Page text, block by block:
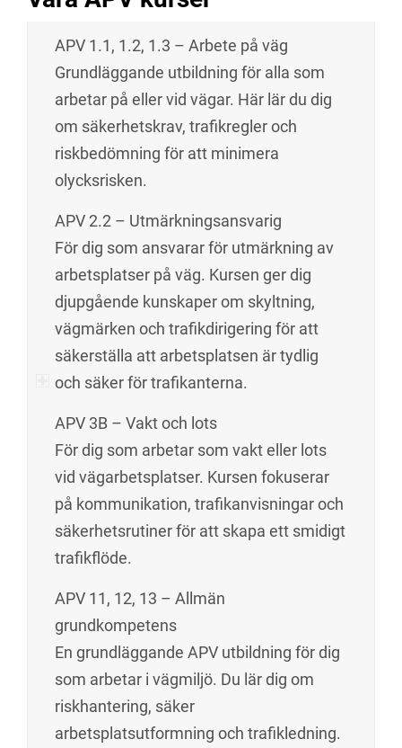
kunskap du behöver för att arbeta tryggt, effektivt och i
enlighet med lagkrav. Vi erbjuder kurser för alla nivåer – från
grundläggande säkerhet till avancerade roller som vakt, lots
och utmärkningsansvarig.
APV 1.1, 1.2, 1.3 – Arbete på väg
Grundläggande utbildning för alla som
arbetar på eller vid vägar. Här lär du dig
om säkerhetskrav, trafikregler och
riskbedömning för att minimera
olycksrisken.
APV 2.2 – Utmärkningsansvarig
För dig som ansvarar för utmärkning av
arbetsplatser på väg. Kursen ger dig
djupgående kunskaper om skyltning,
vägmärken och trafikdirigering för att
säkerställa att arbetsplatsen är tydlig
och säker för trafikanterna.
APV 3B – Vakt och lots
För dig som arbetar som vakt eller lots
vid vägarbetsplatser. Kursen fokuserar
på kommunikation, trafikanvisningar och
säkerhetsrutiner för att skapa ett smidigt
trafikflöde.
APV 11, 12, 13 – Allmän
grundkompetens
En grundläggande APV utbildning för dig
som arbetar i vägmiljö. Du lär dig om
riskhantering, säker
arbetsplatsutformning och trafikledning.